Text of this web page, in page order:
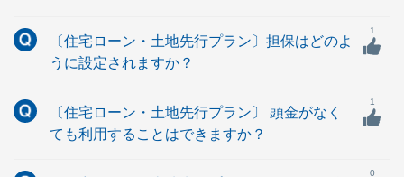
〔住宅ローン・土地先行プラン〕担保はどのよ
うに設定されますか？
1
〔住宅ローン・土地先行プラン〕 頭金がなく
ても利用することはできますか？
1
0